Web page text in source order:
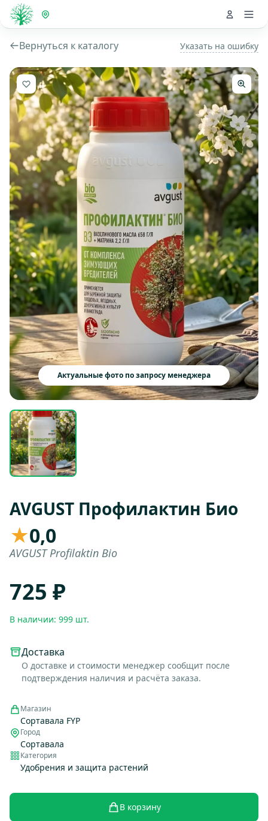
Вернуться к каталогу Указать на ошибку
Актуальные фото по запросу менеджера
AVGUST Профилактин Био
★0,0
AVGUST Profilaktin Bio
725 ₽
В наличии: 999 шт.
Доставка
О доставке и стоимости менеджер сообщит после
подтверждения наличия и расчёта заказа.
Магазин
Сортавала FYP
Город
Сортавала
Категория
Удобрения и защита растений
В корзину